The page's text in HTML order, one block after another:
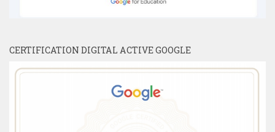
CERTIFICATION DIGITAL ACTIVE GOOGLE